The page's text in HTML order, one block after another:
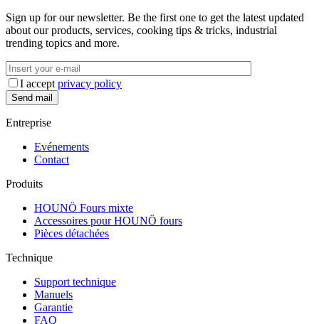
Sign up for our newsletter. Be the first one to get the latest updated
about our products, services, cooking tips & tricks, industrial
trending topics and more.
I accept privacy policy
Entreprise
Evénements
Contact
Produits
HOUNÖ Fours mixte
Accessoires pour HOUNÖ fours
Pièces détachées
Technique
Support technique
Manuels
Garantie
FAQ